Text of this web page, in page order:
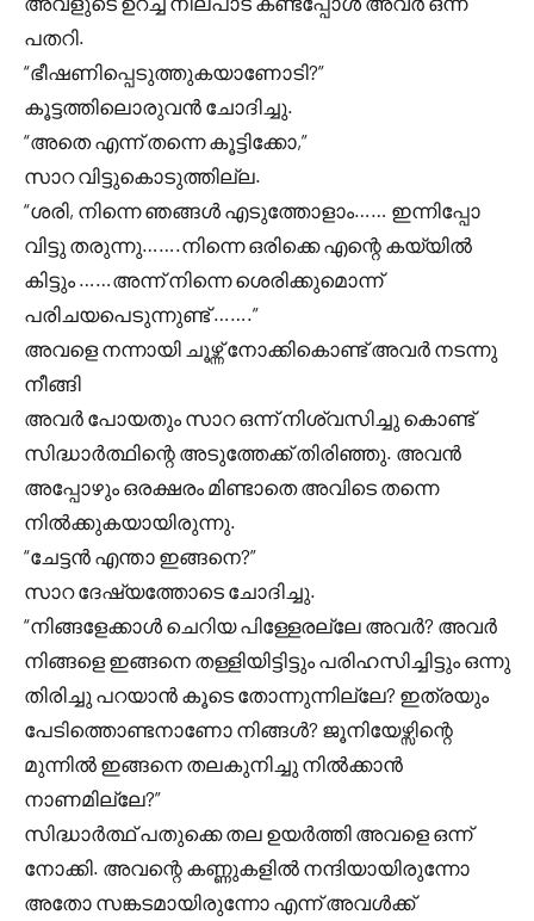
പതറി.
“ഭീഷണിപ്പെടുത്തുകയാണോടി?”
കൂട്ടത്തിലൊരുവൻ ചോദിച്ചു.
“അതെ എന്ന് തന്നെ കൂട്ടിക്കോ,”
സാറ വിട്ടുകൊടുത്തില്ല.
“ശരി, നിന്നെ ഞങ്ങൾ എടുത്തോളാം…… ഇന്നിപ്പോ
വിട്ടു തരുന്നു…….നിന്നെ ഒരിക്കെ എന്റെ കയ്യിൽ
കിട്ടും ……അന്ന് നിന്നെ ശെരിക്കുമൊന്ന്
പരിചയപെടുന്നുണ്ട് …….”
അവളെ നന്നായി ചൂഴ്ന്ന് നോക്കികൊണ്ട് അവർ നടന്നു
നീങ്ങി
അവർ പോയതും സാറ ഒന്ന് നിശ്വസിച്ചു കൊണ്ട്
സിദ്ധാർത്ഥിന്റെ അടുത്തേക്ക് തിരിഞ്ഞു. അവൻ
അപ്പോഴും ഒരക്ഷരം മിണ്ടാതെ അവിടെ തന്നെ
നിൽക്കുകയായിരുന്നു.
“ചേട്ടൻ എന്താ ഇങ്ങനെ?”
സാറ ദേഷ്യത്തോടെ ചോദിച്ചു.
“നിങ്ങളേക്കാൾ ചെറിയ പിള്ളേരല്ലേ അവർ? അവർ
നിങ്ങളെ ഇങ്ങനെ തള്ളിയിട്ടിട്ടും പരിഹസിച്ചിട്ടും ഒന്നു
തിരിച്ചു പറയാൻ കൂടെ തോന്നുന്നില്ലേ? ഇത്രയും
പേടിത്തൊണ്ടനാണോ നിങ്ങൾ? ജൂനിയേഴ്സിന്റെ
മുന്നിൽ ഇങ്ങനെ തലകുനിച്ചു നിൽക്കാൻ
നാണമില്ലേ?”
സിദ്ധാർത്ഥ് പതുക്കെ തല ഉയർത്തി അവളെ ഒന്ന്
നോക്കി. അവന്റെ കണ്ണുകളിൽ നന്ദിയായിരുന്നോ
അതോ സങ്കടമായിരുന്നോ എന്ന് അവൾക്ക്